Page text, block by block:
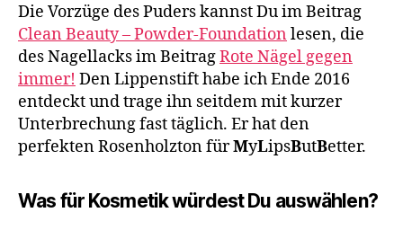
Die Vorzüge des Puders kannst Du im Beitrag
Clean Beauty – Powder-Foundation lesen, die
des Nagellacks im BeitragRote Nägel gegen
immer! Den Lippenstift habe ich Ende 2016
entdeckt und trage ihn seitdem mit kurzer
Unterbrechung fast täglich. Er hat den
perfekten Rosenholzton fürMyLipsButBetter.
Was für Kosmetik würdest Du auswählen?